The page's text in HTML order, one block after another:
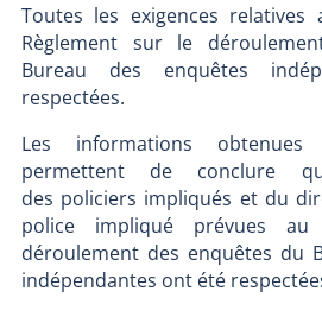
Toutes les exigences
Règlement sur le
Bureau des enquêtes
respectées.
Les informations obtenues
permettent de conclure
des policiers impliqués et du
police impliqué prévues
déroulement des enquêtes du
indépendantes ont été